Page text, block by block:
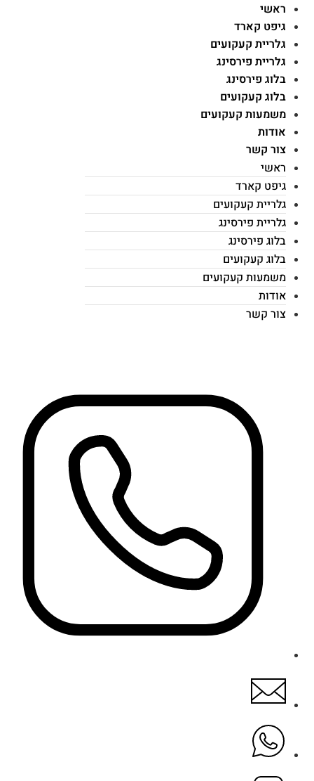
ראשי
גיפט קארד
גלריית קעקועים
גלריית פירסינג
בלוג פירסינג
בלוג קעקועים
משמעות קעקועים
אודות
צור קשר
ראשי
גיפט קארד
גלריית קעקועים
גלריית פירסינג
בלוג פירסינג
בלוג קעקועים
משמעות קעקועים
אודות
צור קשר